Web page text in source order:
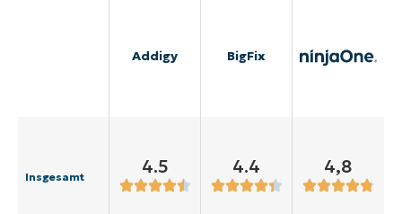
Addigy BigFix
Insgesamt 4.5 4.4 4,8